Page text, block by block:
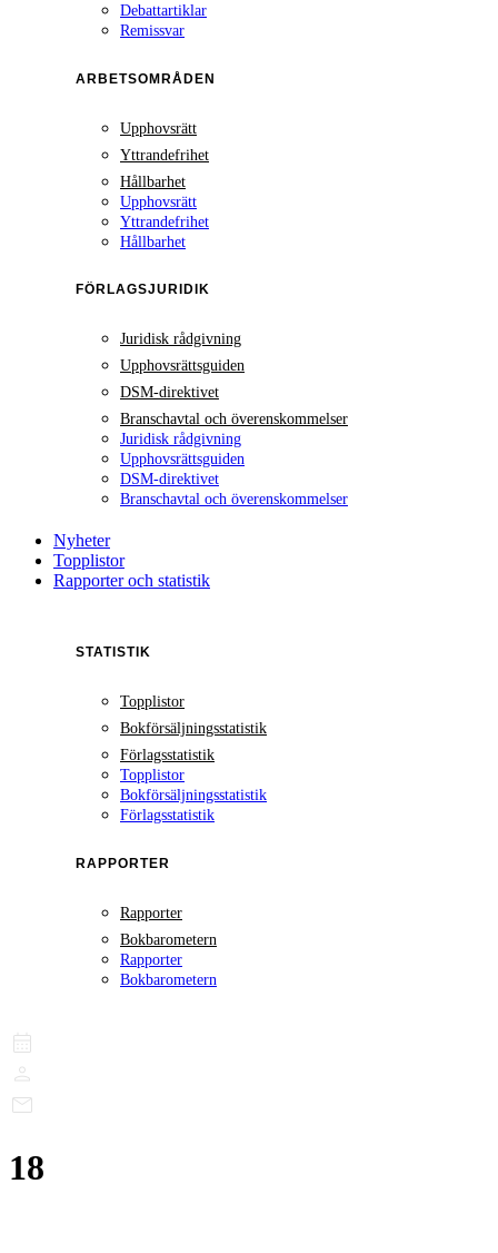
Debattartiklar
Remissvar
ARBETSOMRÅDEN
Upphovsrätt
Yttrandefrihet
Hållbarhet
Upphovsrätt
Yttrandefrihet
Hållbarhet
FÖRLAGSJURIDIK
Juridisk rådgivning
Upphovsrättsguiden
DSM-direktivet
Branschavtal och överenskommelser
Juridisk rådgivning
Upphovsrättsguiden
DSM-direktivet
Branschavtal och överenskommelser
Nyheter
Topplistor
Rapporter och statistik
STATISTIK
Topplistor
Bokförsäljningsstatistik
Förlagsstatistik
Topplistor
Bokförsäljningsstatistik
Förlagsstatistik
RAPPORTER
Rapporter
Bokbarometern
Rapporter
Bokbarometern
18